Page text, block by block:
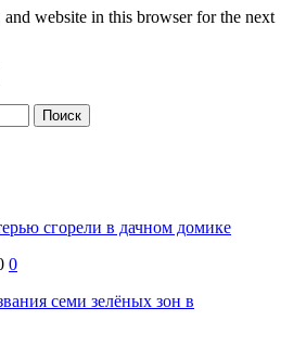
and website in this browser for the next
сгорели в дачном домике
0
семи зелёных зон в